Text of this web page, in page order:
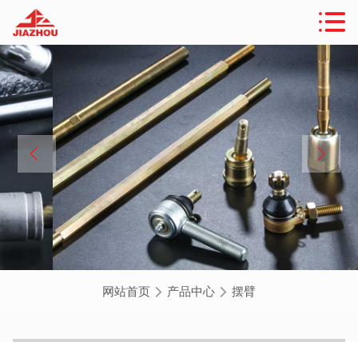
网站首页 产品中心 摆臂